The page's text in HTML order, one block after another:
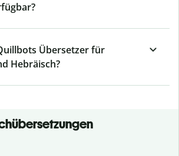
Übersetzer für
Hebräisch?